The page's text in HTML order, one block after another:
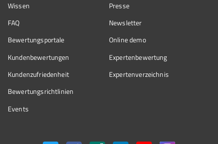
Wissen
FAQ
Bewertungsportale
Kundenbewertungen
Kundenzufriedenheit
Bewertungs­richtlinien
Events
Presse
Newsletter
Online demo
Expertenbewertung
Expertenverzeichnis